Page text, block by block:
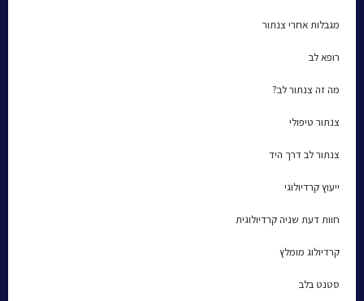
מגבלות אחרי צנתור
רופא לב
מה זה צנתור לב?
צנתור טיפולי
צנתור לב דרך היד
ייעוץ קרדיולוגי
חוות דעת שניה קרדיולוגית
קרדיולוג מומלץ
סטנט בלב